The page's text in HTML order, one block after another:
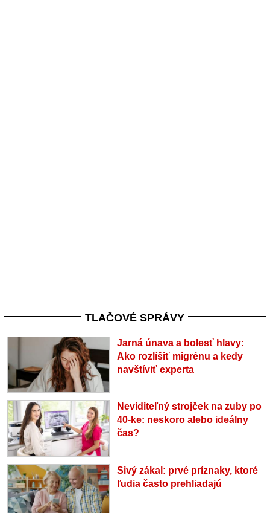
TLAČOVÉ SPRÁVY
Jarná únava a bolesť hlavy:
Ako rozlíšiť migrénu a kedy
navštíviť experta
Neviditeľný strojček na zuby po
40-ke: neskoro alebo ideálny
čas?
Sivý zákal: prvé príznaky, ktoré
ľudia často prehliadajú